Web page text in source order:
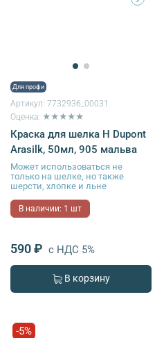
Для профи
Артикул: 7732936_00031
Оценка: ★★★★★
Краска для шелка H Dupont
Arasilk, 50мл, 905 мальва
Может использоваться не
только на шелке, но также
шерсти, хлопке и льне
В наличии: 1 шт
590 ₽ с НДС 5%
В корзину
-5%